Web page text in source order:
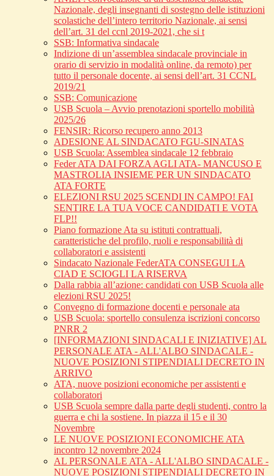
Nazionale, degli insegnanti di sostegno delle istituzioni
scolastiche dell’intero territorio Nazionale, ai sensi
dell’art. 31 del ccnl 2019-2021, che si t
SSB: Informativa sindacale
Indizione di un’assemblea sindacale provinciale in
orario di servizio in modalità online, da remoto) per
tutto il personale docente, ai sensi dell’art. 31 CCNL
2019/21
SSB: Comunicazione
USB Scuola – Avvio prenotazioni sportello mobilità
2025/26
FENSIR: Ricorso recupero anno 2013
ADESIONE AL SINDACATO FGU-SINATAS
USB Scuola: Assemblea sindacale 12 febbraio
Feder ATA DAI FORZA AGLI ATA- MANCUSO E
MASTROLIA INSIEME PER UN SINDACATO
ATA FORTE
ELEZIONI RSU 2025 SCENDI IN CAMPO! FAI
SENTIRE LA TUA VOCE CANDIDATI E VOTA
FLP!!
Piano formazione Ata su istituti contrattuali,
caratteristiche del profilo, ruoli e responsabilità di
collaboratori e assistenti
Sindacato Nazionale FederATA CONSEGUI LA
CIAD E SCIOGLI LA RISERVA
Dalla rabbia all’azione: candidati con USB Scuola alle
elezioni RSU 2025!
Convegno di formazione docenti e personale ata
USB Scuola: sportello consulenza iscrizioni concorso
PNRR 2
[INFORMAZIONI SINDACALI E INIZIATIVE] AL
PERSONALE ATA - ALL'ALBO SINDACALE -
NUOVE POSIZIONI STIPENDIALI DECRETO IN
ARRIVO
ATA, nuove posizioni economiche per assistenti e
collaboratori
USB Scuola sempre dalla parte degli studenti, contro la
guerra e chi la sostiene. In piazza il 15 e il 30
Novembre
LE NUOVE POSIZIONI ECONOMICHE ATA
incontro 12 novembre 2024
AL PERSONALE ATA - ALL'ALBO SINDACALE -
NUOVE POSIZIONI STIPENDIALI DECRETO IN